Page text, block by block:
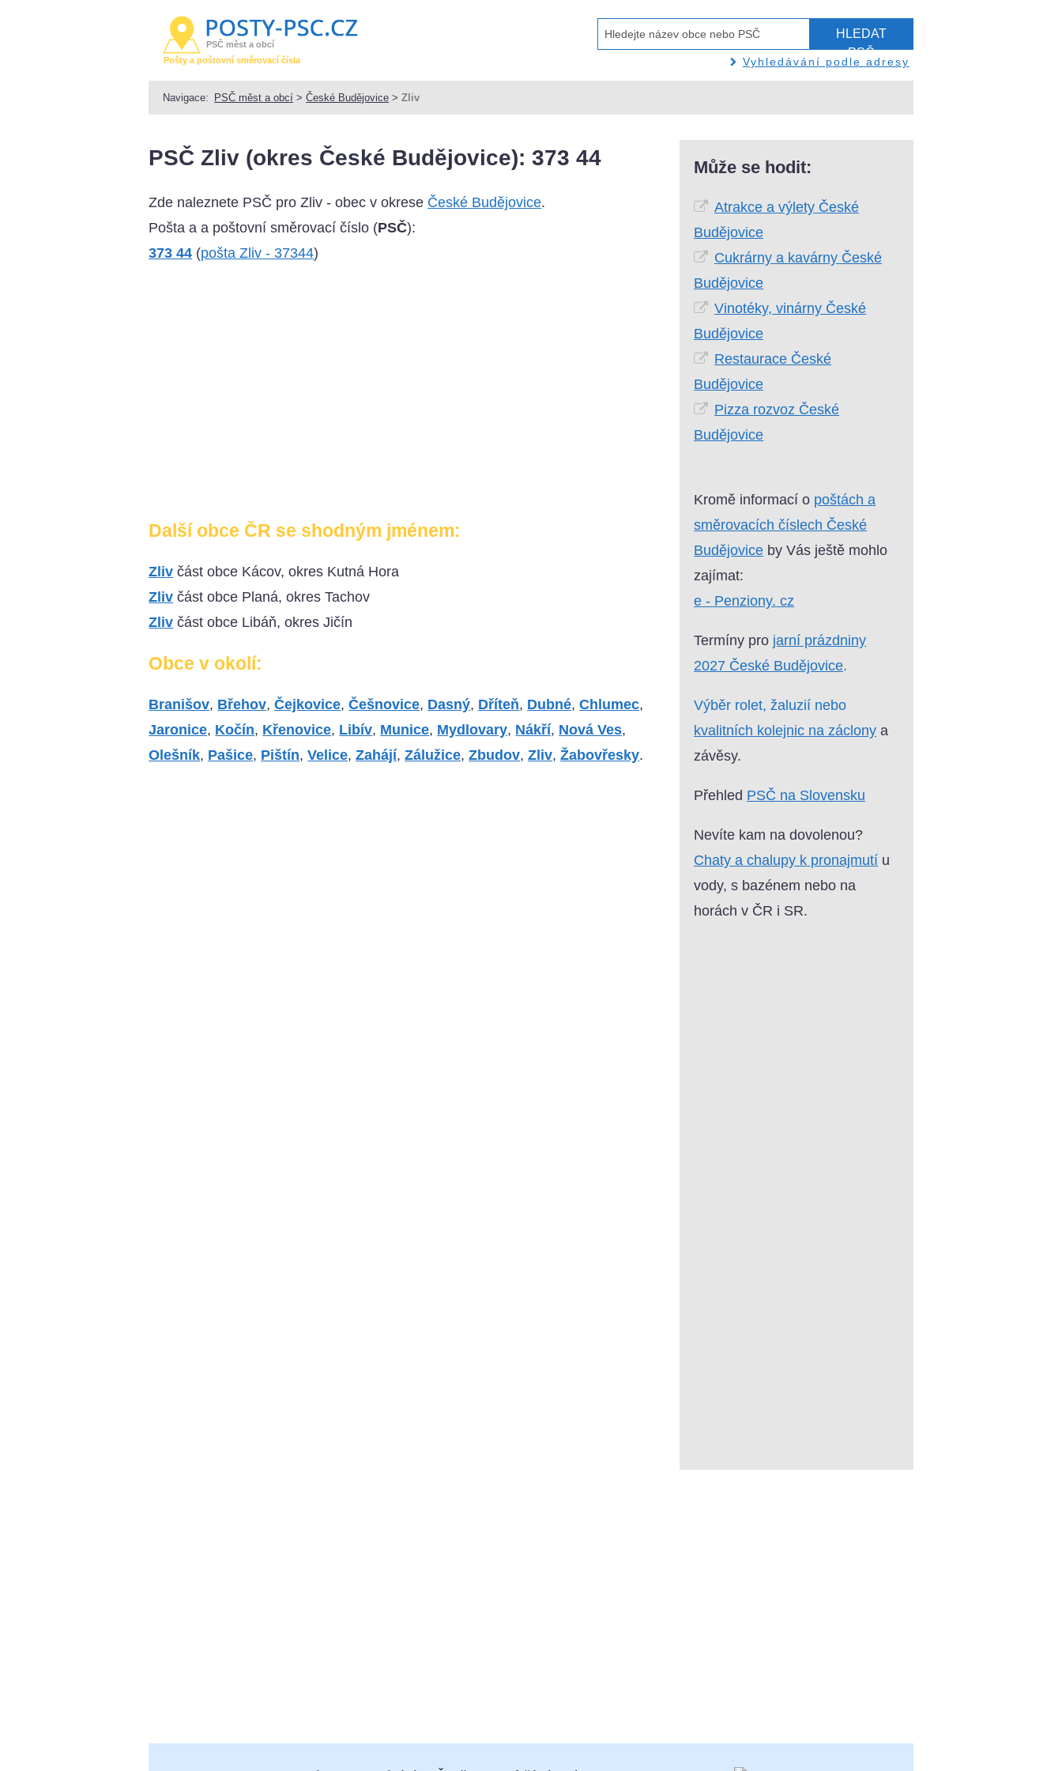
PSČ měst a obcí
Pošty a poštovní směrovací čísla
HLEDAT
PSČ
Vyhledávání podle adresy
Navigace: PSČ měst a obcí >České Budějovice >Zliv
PSČ Zliv (okres České Budějovice): 373 44
Zde naleznete PSČ pro Zliv - obec v okrese České Budějovice.
Pošta a a poštovní směrovací číslo (PSČ):
373 44 (pošta Zliv - 37344)
Další obce ČR se shodným jménem:
Zliv část obce Kácov, okres Kutná Hora
Zliv část obce Planá, okres Tachov
Zliv část obce Libáň, okres Jičín
Obce v okolí:
Branišov, Břehov,Čejkovice,Češnovice, Dasný, Dříteň, Dubné,Chlumec,
Jaronice, Kočín, Křenovice, Libív, Munice, Mydlovary, Nákří, Nová Ves,
Olešník, Pašice, Pištín,Velice,Zahájí,Zálužice,Zbudov,Zliv,Žabovřesky.
Může se hodit:
Atrakce a výlety České
Budějovice
Cukrárny a kavárny České
Budějovice
Vinotéky, vinárny České
Budějovice
Restaurace České
Budějovice
Pizza rozvoz České
Budějovice
Kromě informací o poštách a
směrovacích číslech České
Budějovice by Vás ještě mohlo
zajímat:
e - Penziony. cz
Termíny pro jarní prázdniny
2027 České Budějovice.
Výběr rolet, žaluzií nebo
kvalitních kolejnic na záclony a
závěsy.
Přehled PSČ na Slovensku
Nevíte kam na dovolenou?
Chaty a chalupy k pronajmutí u
vody, s bazénem nebo na
horách v ČR i SR.